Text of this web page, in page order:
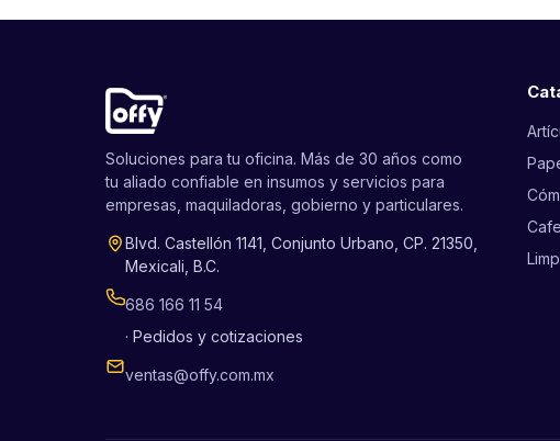
Soluciones para tu oficina. Más de 30 años como
tu aliado confiable en insumos y servicios para
empresas, maquiladoras, gobierno y particulares.
Blvd. Castellón 1141, Conjunto Urbano, CP. 21350,
Mexicali, B.C.
686 166 11 54
· Pedidos y cotizaciones
ventas@offy.com.mx